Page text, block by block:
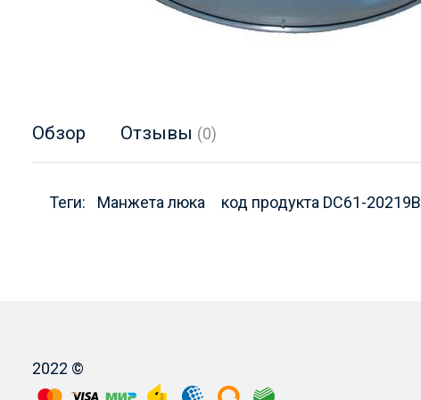
Обзор Отзывы (0)
Теги: Манжета люка код продукта DC61-20219B
2022 ©